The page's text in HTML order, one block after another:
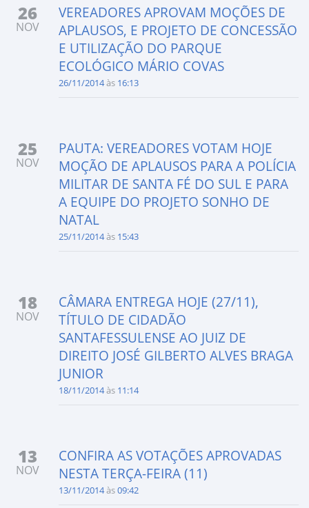
26
NOV
VEREADORES APROVAM MOÇÕES DE
APLAUSOS, E PROJETO DE CONCESSÃO
E UTILIZAÇÃO DO PARQUE
ECOLÓGICO MÁRIO COVAS
26/11/2014às 16:13
25
NOV
PAUTA: VEREADORES VOTAM HOJE
MOÇÃO DE APLAUSOS PARA A POLÍCIA
MILITAR DE SANTA FÉ DO SUL E PARA
A EQUIPE DO PROJETO SONHO DE
NATAL
25/11/2014às 15:43
18
NOV
CÂMARA ENTREGA HOJE (27/11),
TÍTULO DE CIDADÃO
SANTAFESSULENSE AO JUIZ DE
DIREITO JOSÉ GILBERTO ALVES BRAGA
JUNIOR
18/11/2014às 11:14
13
NOV
CONFIRA AS VOTAÇÕES APROVADAS
NESTA TERÇA-FEIRA (11)
13/11/2014às09:42